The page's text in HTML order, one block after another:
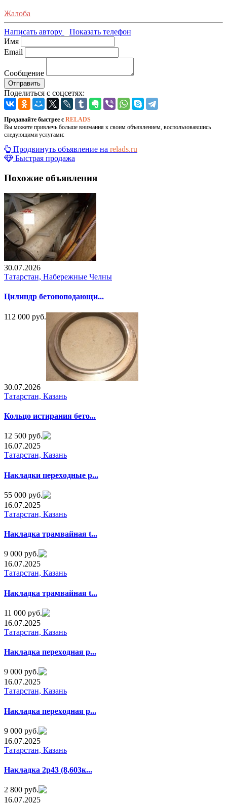
Жалоба
Написать автору
Показать телефон
Имя
Email
Сообщение
Отправить
Поделиться с соцсетях:
Продавайте быстрее с RELADS
Вы можете привлечь больше внимания к своим объявлением, воспользовавшись
следующими услугами:
Продвинуть объявление на relads.ru
Быстрая продажа
Похожие объявления
30.07.2026
Татарстан, Набережные Челны
Цилиндр бетоноподающи...
112 000 руб.
30.07.2026
Татарстан, Казань
Кольцо истирания бето...
12 500 руб.
16.07.2025
Татарстан, Казань
Нaкладки переxодные р...
55 000 руб.
16.07.2025
Татарстан, Казань
Haкладка трaмвайная t...
9 000 руб.
16.07.2025
Татарстан, Казань
Нaклaдкa трамвайнaя t...
11 000 руб.
16.07.2025
Татарстан, Казань
Накладкa пeреxoдная р...
9 000 руб.
16.07.2025
Татарстан, Казань
Накладкa переxодная р...
9 000 руб.
16.07.2025
Татарстан, Казань
Накладка 2р43 (8,603к...
2 800 руб.
16.07.2025